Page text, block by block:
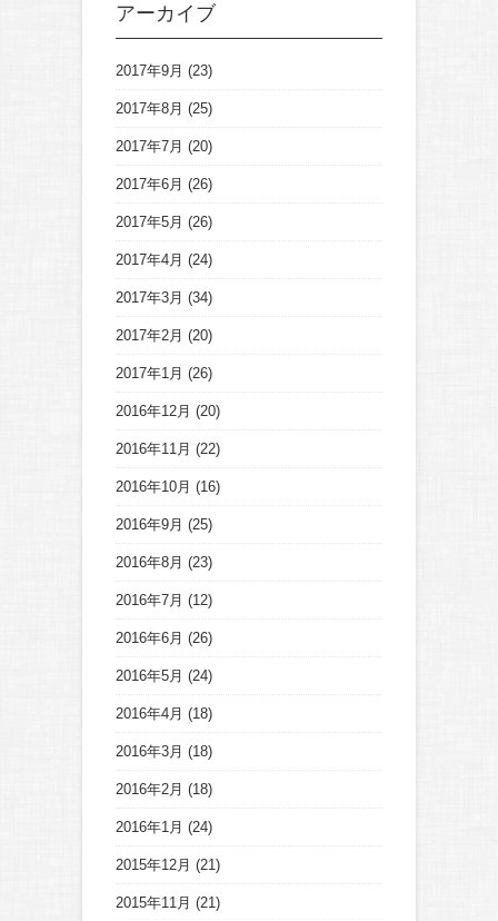
アーカイブ
2017年9月 (23)
2017年8月 (25)
2017年7月 (20)
2017年6月 (26)
2017年5月 (26)
2017年4月 (24)
2017年3月 (34)
2017年2月 (20)
2017年1月 (26)
2016年12月 (20)
2016年11月 (22)
2016年10月 (16)
2016年9月 (25)
2016年8月 (23)
2016年7月 (12)
2016年6月 (26)
2016年5月 (24)
2016年4月 (18)
2016年3月 (18)
2016年2月 (18)
2016年1月 (24)
2015年12月 (21)
2015年11月 (21)